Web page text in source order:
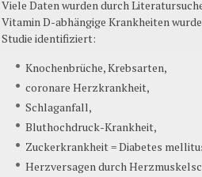
Viele Daten wurden durch
Vitamin D-abhängige Krankheiten
Studie identifiziert:
Knochenbrüche, Krebsarten,
coronare Herzkrankheit,
Schlaganfall,
Bluthochdruck-Krankheit,
Zuckerkrankheit = Diabetes
Herzversagen durch